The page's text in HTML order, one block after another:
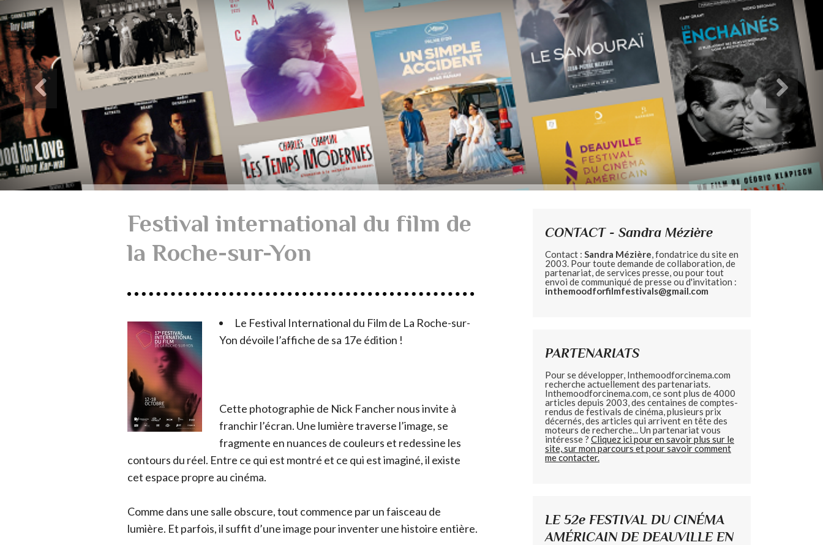
Festival international du film de
la Roche-sur-Yon
Le Festival International du Film de La Roche-sur-
Yon dévoile l’affiche de sa 17e édition !
Cette photographie de Nick Fancher nous invite à
franchir l’écran. Une lumière traverse l’image, se
fragmente en nuances de couleurs et redessine les
contours du réel. Entre ce qui est montré et ce qui est imaginé, il existe
cet espace propre au cinéma.
Comme dans une salle obscure, tout commence par un faisceau de
lumière. Et parfois, il suffit d’une image pour inventer une histoire entière.
CONTACT - Sandra Mézière
Contact : Sandra Mézière, fondatrice du site en
2003. Pour toute demande de collaboration, de
partenariat, de services presse, ou pour tout
envoi de communiqué de presse ou d'invitation :
inthemoodforfilmfestivals@gmail.com
PARTENARIATS
Pour se développer, Inthemoodforcinema.com
recherche actuellement des partenariats.
Inthemoodforcinema.com, ce sont plus de 4000
articles depuis 2003, des centaines de comptes-
rendus de festivals de cinéma, plusieurs prix
décernés, des articles qui arrivent en tête des
moteurs de recherche... Un partenariat vous
intéresse ? Cliquez ici pour en savoir plus sur le
site, sur mon parcours et pour savoir comment
me contacter.
LE 52e FESTIVAL DU CINÉMA
AMÉRICAIN DE DEAUVILLE EN